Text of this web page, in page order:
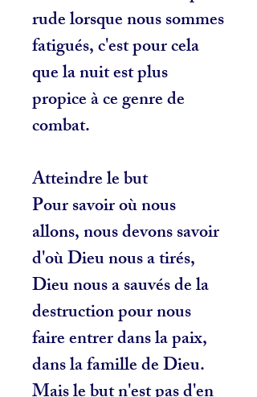
rude lorsque nous sommes
fatigués, c'est pour cela
que la nuit est plus
propice à ce genre de
combat.
Atteindre le but
Pour savoir où nous
allons, nous devons savoir
d'où Dieu nous a tirés,
Dieu nous a sauvés de la
destruction pour nous
faire entrer dans la paix,
dans la famille de Dieu.